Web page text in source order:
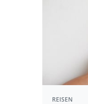
REISEN